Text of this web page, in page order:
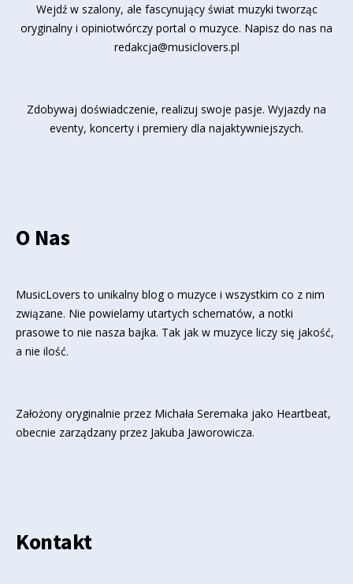
Wejdź w szalony, ale fascynujący świat muzyki tworząc
oryginalny i opiniotwórczy portal o muzyce. Napisz do nas na
redakcja@musiclovers.pl
Zdobywaj doświadczenie, realizuj swoje pasje. Wyjazdy na
eventy, koncerty i premiery dla najaktywniejszych.
O Nas
MusicLovers to unikalny blog o muzyce i wszystkim co z nim
związane. Nie powielamy utartych schematów, a notki
prasowe to nie nasza bajka. Tak jak w muzyce liczy się jakość,
a nie ilość.
Założony oryginalnie przez Michała Seremaka jako Heartbeat,
obecnie zarządzany przez Jakuba Jaworowicza.
Kontakt